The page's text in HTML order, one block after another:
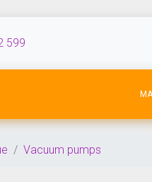
599
Vacuum pumps